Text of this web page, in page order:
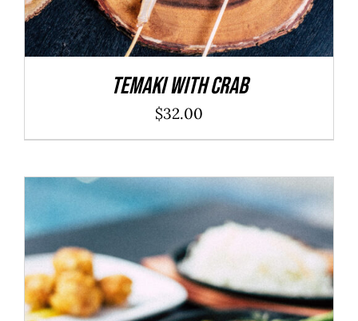
Temaki With Crab
$32.00